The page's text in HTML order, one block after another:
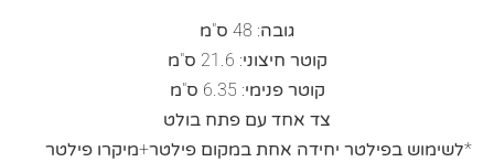
גובה: 48 ס"מ
קוטר חיצוני: 21.6 ס"מ
קוטר פנימי: 6.35 ס"מ
צד אחד עם פתח בולט
*לשימוש בפילטר יחידה אחת במקום פילטר+מיקרו פילטר